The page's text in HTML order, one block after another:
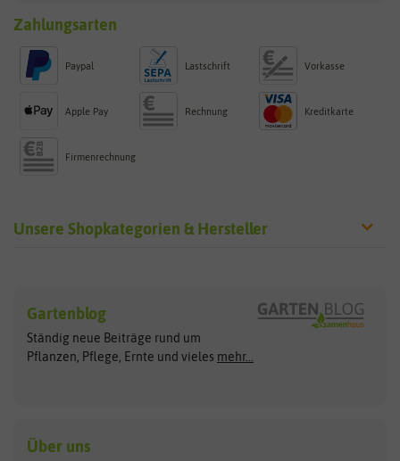
Zahlungsarten
Paypal Lastschrift Vorkasse
Apple Pay Rechnung Kreditkarte
Firmenrechnung
Unsere Shopkategorien & Hersteller
Exotische Samen
Gemüsesamen
Gründünger
Kräutersamen
Arche Noah
ASB Greenworld
Benary
Clever Pots
COMPO
Gartenblog
Ständig neue Beiträge rund um
Pflanzen, Pflege, Ernte und vieles mehr...
Über uns